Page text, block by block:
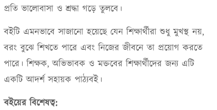
প্রতি ভালোবাসা ও শ্রদ্ধা গড়ে তুলবে।
বইটি এমনভাবে সাজানো হয়েছে যেন শিক্ষার্থীরা শুধু মুখস্থ নয়,
বরং বুঝে শিখতে পারে এবং নিজের জীবনে তা প্রয়োগ করতে
পারে। শিক্ষক,অভিভাবক ও মক্তবের শিক্ষার্থীদের জন্য এটি
একটি আদর্শ সহায়ক পাঠ্যবই।
বইয়ের বিশেষত্ব: